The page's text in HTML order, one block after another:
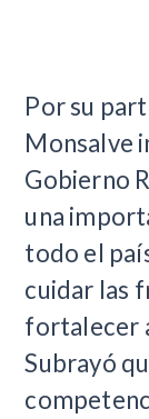
Por su
Monsalve
Gobierno
una
todo el
cuidar las
fortalecer
Subrayó